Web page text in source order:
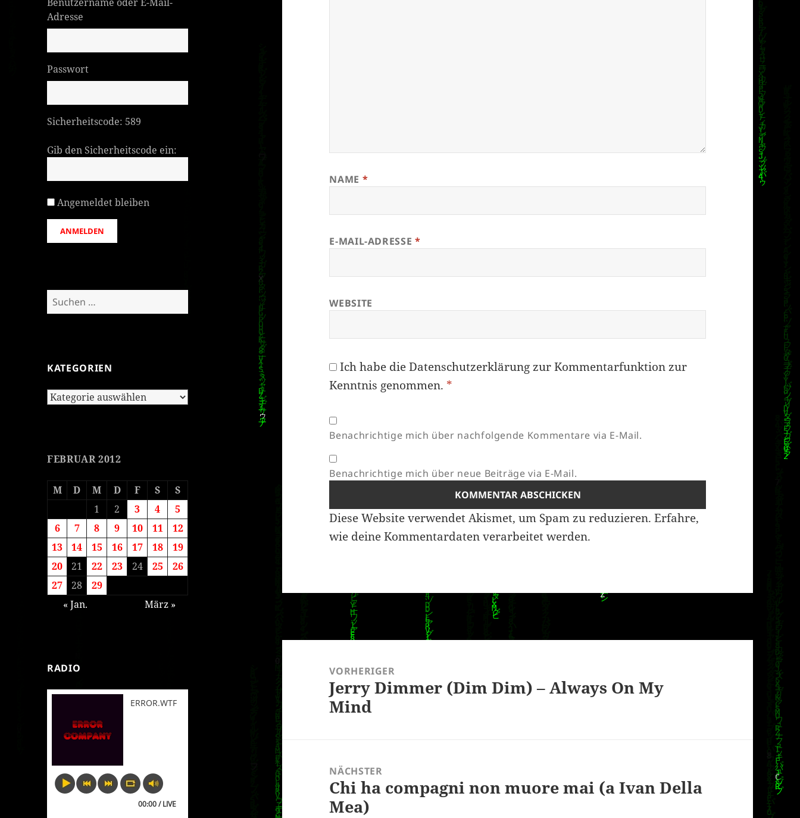
Adresse
Passwort
Sicherheitscode: 589
Gib den Sicherheitscode ein:
Angemeldet bleiben
ANMELDEN
Suchen
nach:
KATEGORIEN
Kategorien
FEBRUAR 2012
M D M D F S
S
1
2 3 4
5
6
7 8 9 10 11
12
13
14 15 16 17 18
19
20
21 22 23 24 25
26
27
28
29
« Jan.
März »
RADIO
ERROR.WTF
00:00 / LIVE
NAME *
E-MAIL-ADRESSE *
WEBSITE
Ich habe dieDatenschutzerklärungzur Kommentarfunktion zur
Kenntnis genommen. *
Benachrichtige mich über nachfolgende Kommentare via E-Mail.
Benachrichtige mich über neue Beiträge via E-Mail.
Diese Website verwendet Akismet, um Spam zu reduzieren.Erfahre,
wie deine Kommentardaten verarbeitet werden.
VORHERIGER
Vorheriger
Beitrag:
Jerry Dimmer (Dim Dim) – Always On My
Mind
NÄCHSTER
Nächster
Beitrag:
Chi ha compagni non muore mai (a Ivan Della
Mea)